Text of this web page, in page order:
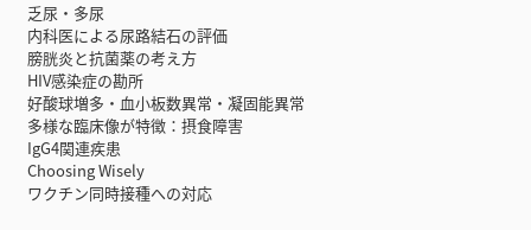
乏尿・多尿
内科医による尿路結石の評価
膀胱炎と抗菌薬の考え方
HIV感染症の勘所
好酸球増多・血小板数異常・凝固能異常
多様な臨床像が特徴：摂食障害
IgG4関連疾患
Choosing Wisely
ワクチン同時接種への対応